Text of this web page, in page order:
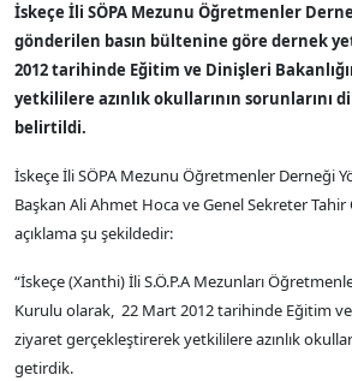
İskeçe İli SÖPA Mezunu Öğretmenler
gönderilen basın bültenine göre dernek
2012 tarihinde Eğitim ve Dinişleri
yetkililere azınlık okullarının sorunlarını
belirtildi.
İskeçe İli SÖPA Mezunu Öğretmenler Derneği
Başkan Ali Ahmet Hoca ve Genel Sekreter Tahir
açıklama şu şekildedir:
“İskeçe (Xanthi) İli S.Ö.P.A Mezunları
Kurulu olarak, 22 Mart 2012 tarihinde Eğitim ve
ziyaret gerçekleştirerek yetkililere azınlık
getirdik.